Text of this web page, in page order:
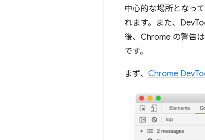
中心的な場所となっ
れます。また、
後、Chrome の警告
です。
まず、 Chrome